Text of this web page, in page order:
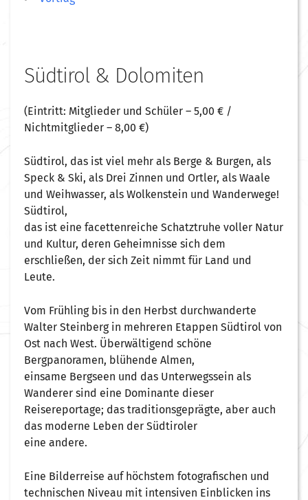
Südtirol & Dolomiten
(Eintritt: Mitglieder und Schüler – 5,00 € /
Nichtmitglieder – 8,00 €)
Südtirol, das ist viel mehr als Berge & Burgen, als
Speck & Ski, als Drei Zinnen und Ortler, als Waale
und Weihwasser, als Wolkenstein und Wanderwege!
Südtirol,
das ist eine facettenreiche Schatztruhe voller Natur
und Kultur, deren Geheimnisse sich dem
erschließen, der sich Zeit nimmt für Land und
Leute.
Vom Frühling bis in den Herbst durchwanderte
Walter Steinberg in mehreren Etappen Südtirol von
Ost nach West. Überwältigend schöne
Bergpanoramen, blühende Almen,
einsame Bergseen und das Unterwegssein als
Wanderer sind eine Dominante dieser
Reisereportage; das traditionsgeprägte, aber auch
das moderne Leben der Südtiroler
eine andere.
Eine Bilderreise auf höchstem fotografischen und
technischen Niveau mit intensiven Einblicken ins